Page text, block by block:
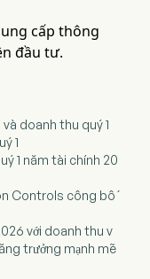
cấp thông
đầu tư.
và doanh thu quý 1
1
1 năm tài chính 20
Controls công bố
với doanh thu v
trưởng mạnh mẽ